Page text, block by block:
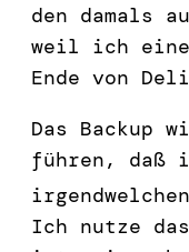
den damals
weil ich eine
Ende von
Das Backup
führen, daß
Ich nutze